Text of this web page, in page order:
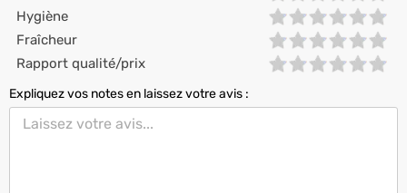
Hygiène
Fraîcheur
Rapport qualité/prix
Expliquez vos notes en laissez votre avis :